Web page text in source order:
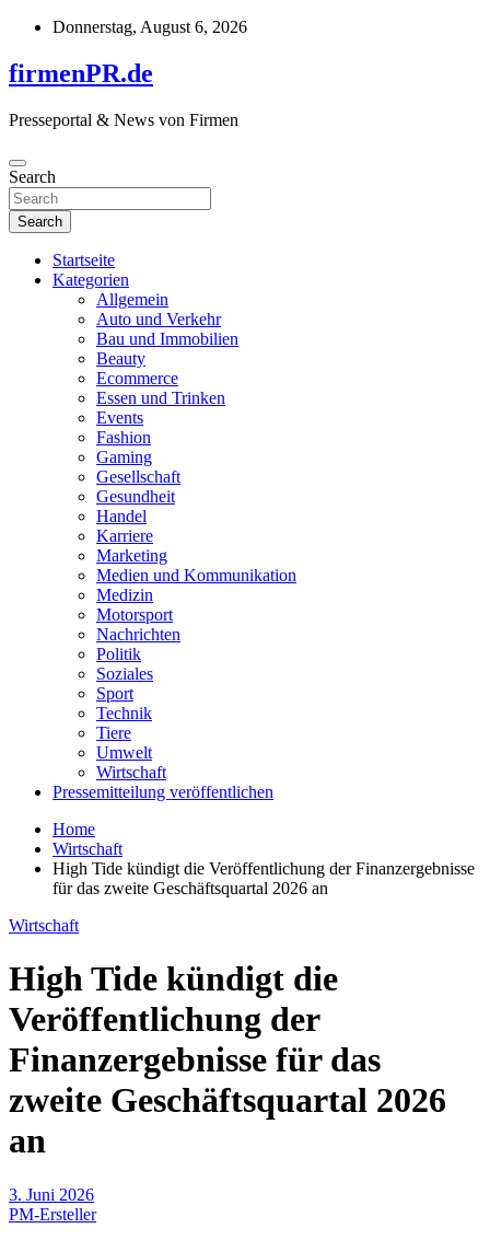
Skip
content
Donnerstag, August 6, 2026
firmenPR.de
Presseportal & News von Firmen
Search
Search
Startseite
Kategorien
Allgemein
Auto und Verkehr
Bau und Immobilien
Beauty
Ecommerce
Essen und Trinken
Events
Fashion
Gaming
Gesellschaft
Gesundheit
Handel
Karriere
Marketing
Medien und Kommunikation
Medizin
Motorsport
Nachrichten
Politik
Soziales
Sport
Technik
Tiere
Umwelt
Wirtschaft
Pressemitteilung veröffentlichen
Home
Wirtschaft
High Tide kündigt die Veröffentlichung der Finanzergebnisse
für das zweite Geschäftsquartal 2026 an
Wirtschaft
High Tide kündigt die
Veröffentlichung der
Finanzergebnisse für das
zweite Geschäftsquartal 2026
an
3. Juni 2026
PM-Ersteller